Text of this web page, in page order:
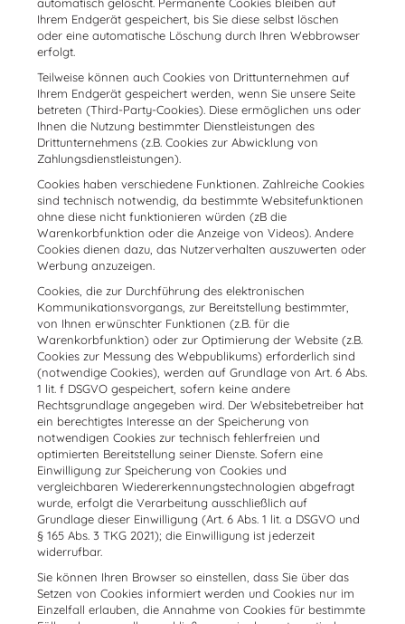
Ihrem Endgerät gespeichert, bis Sie diese selbst löschen
oder eine automatische Löschung durch Ihren Webbrowser
erfolgt.
Teilweise können auch Cookies von Drittunternehmen auf
Ihrem Endgerät gespeichert werden, wenn Sie unsere Seite
betreten (Third-Party-Cookies). Diese ermöglichen uns oder
Ihnen die Nutzung bestimmter Dienstleistungen des
Drittunternehmens (z.B. Cookies zur Abwicklung von
Zahlungsdienstleistungen).
Cookies haben verschiedene Funktionen. Zahlreiche Cookies
sind technisch notwendig, da bestimmte Websitefunktionen
ohne diese nicht funktionieren würden (zB die
Warenkorbfunktion oder die Anzeige von Videos). Andere
Cookies dienen dazu, das Nutzerverhalten auszuwerten oder
Werbung anzuzeigen.
Cookies, die zur Durchführung des elektronischen
Kommunikationsvorgangs, zur Bereitstellung bestimmter,
von Ihnen erwünschter Funktionen (z.B. für die
Warenkorbfunktion) oder zur Optimierung der Website (z.B.
Cookies zur Messung des Webpublikums) erforderlich sind
(notwendige Cookies), werden auf Grundlage von Art. 6 Abs.
1 lit. f DSGVO gespeichert, sofern keine andere
Rechtsgrundlage angegeben wird. Der Websitebetreiber hat
ein berechtigtes Interesse an der Speicherung von
notwendigen Cookies zur technisch fehlerfreien und
optimierten Bereitstellung seiner Dienste. Sofern eine
Einwilligung zur Speicherung von Cookies und
vergleichbaren Wiedererkennungstechnologien abgefragt
wurde, erfolgt die Verarbeitung ausschließlich auf
Grundlage dieser Einwilligung (Art. 6 Abs. 1 lit. a DSGVO und
§ 165 Abs. 3 TKG 2021); die Einwilligung ist jederzeit
widerrufbar.
Sie können Ihren Browser so einstellen, dass Sie über das
Setzen von Cookies informiert werden und Cookies nur im
Einzelfall erlauben, die Annahme von Cookies für bestimmte